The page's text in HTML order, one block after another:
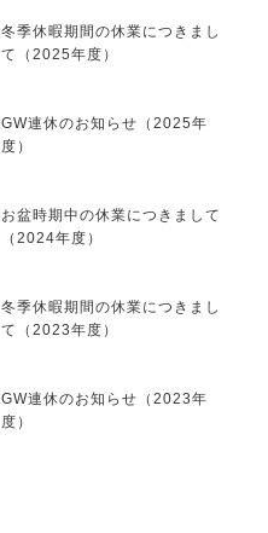
冬季休暇期間の休業につきまし
て（2025年度）
GW連休のお知らせ（2025年
度）
お盆時期中の休業につきまして
（2024年度）
冬季休暇期間の休業につきまし
て（2023年度）
GW連休のお知らせ（2023年
度）